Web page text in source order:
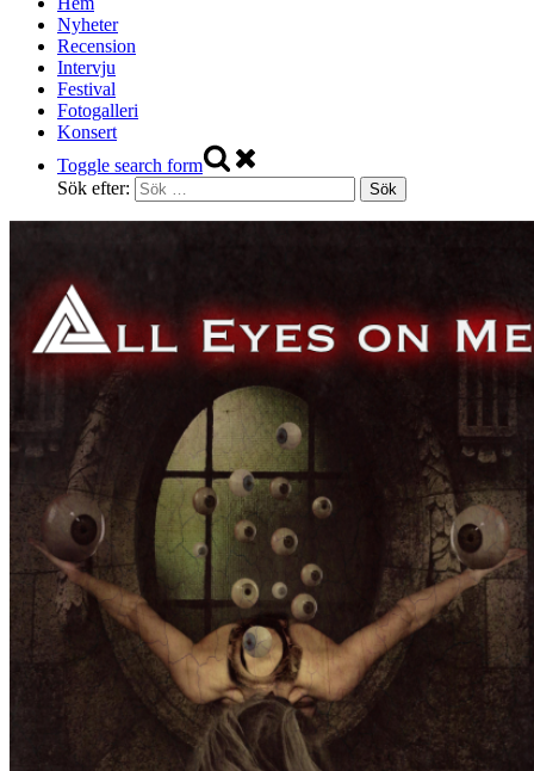
Nyheter
Recension
Intervju
Festival
Fotogalleri
Konsert
Toggle search form
Sök efter: